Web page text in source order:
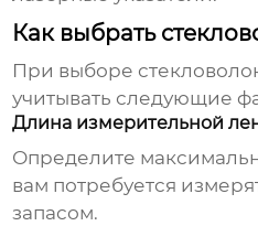
Как выбрать
При выборе
учитывать следующие
Длина измерительной
Определите
вам потребуется
запасом.